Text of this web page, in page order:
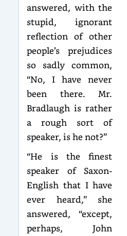
answered, with the
stupid, ignorant
reflection of other
people’s prejudices
so sadly common,
“No, I have never
been there. Mr.
Bradlaugh is rather
a rough sort of
speaker, is he not?”
“He is the finest
speaker of Saxon-
English that I have
ever heard,” she
answered, “except,
perhaps, John